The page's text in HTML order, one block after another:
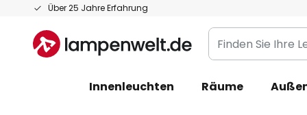
Über 25 Jahre Erfahrung
Zum
springen
Finden
Sie
Leuchte...
Innenleuchten Räume